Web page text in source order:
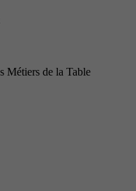
Métiers de la Table